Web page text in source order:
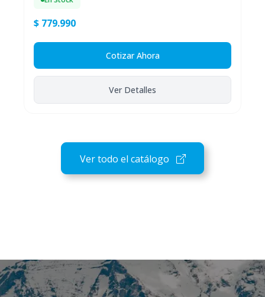
$ 779.990
Cotizar Ahora
Ver Detalles
Ver todo el catálogo